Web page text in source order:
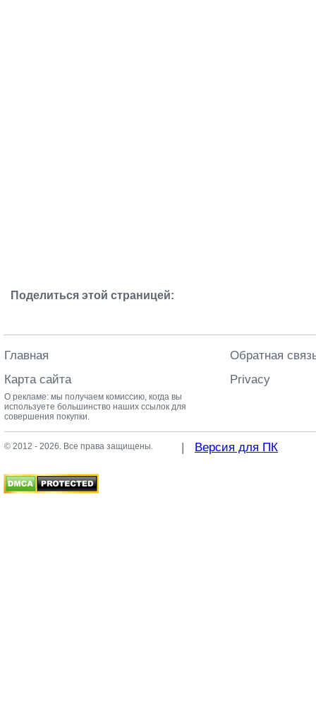
Поделиться этой страницей:
Главная
Карта сайта
Обратная
Privacy
О рекламе: мы получаем комиссию, когда вы
используете большинство наших ссылок для
совершения покупки.
© 2012 - 2026. Все права защищены. | Версия для ПК